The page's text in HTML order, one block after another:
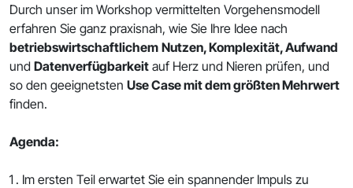
Durch unser im Workshop vermittelten Vorgehensmodell
erfahren Sie ganz praxisnah, wie Sie Ihre Idee nach
betriebswirtschaftlichem Nutzen, Komplexität, Aufwand
und Datenverfügbarkeit auf Herz und Nieren prüfen, und
so den geeignetsten Use Case mit dem größten Mehrwert
finden.
Agenda:
Im ersten Teil erwartet Sie ein spannender Impuls zu